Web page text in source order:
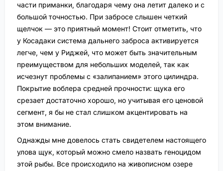
части приманки, благодаря чему она летит далеко и с
большой точностью. При забросе слышен четкий
щелчок — это приятный момент! Стоит отметить, что
у Косадаки система дальнего заброса активируется
легче, чем у Риджей, что может быть значительным
преимуществом для небольших моделей, так как
исчезнут проблемы с «залипанием» этого цилиндра.
Покрытие воблера средней прочности: щука его
срезает достаточно хорошо, но учитывая его ценовой
сегмент, я бы не стал слишком акцентировать на
этом внимание.
Однажды мне довелось стать свидетелем настоящего
улова щук, который можно смело назвать геноцидом
этой рыбы. Все происходило на живописном озере